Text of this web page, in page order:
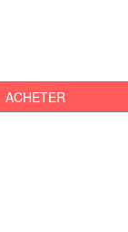
ACHETER